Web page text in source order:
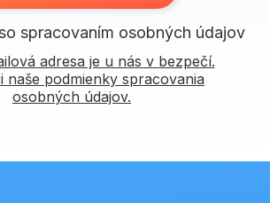
spracovaním osobných údajov
adresa je u nás v bezpečí.
naše podmienky spracovania
osobných údajov.